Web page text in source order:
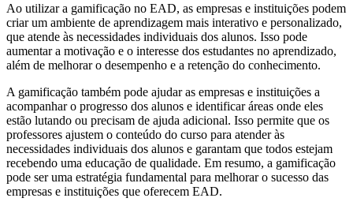
Ao utilizar a gamificação no EAD, as empresas e instituições podem
criar um ambiente de aprendizagem mais interativo e personalizado,
que atende às necessidades individuais dos alunos. Isso pode
aumentar a motivação e o interesse dos estudantes no aprendizado,
além de melhorar o desempenho e a retenção do conhecimento.
A gamificação também pode ajudar as empresas e instituições a
acompanhar o progresso dos alunos e identificar áreas onde eles
estão lutando ou precisam de ajuda adicional. Isso permite que os
professores ajustem o conteúdo do curso para atender às
necessidades individuais dos alunos e garantam que todos estejam
recebendo uma educação de qualidade. Em resumo, a gamificação
pode ser uma estratégia fundamental para melhorar o sucesso das
empresas e instituições que oferecem EAD.